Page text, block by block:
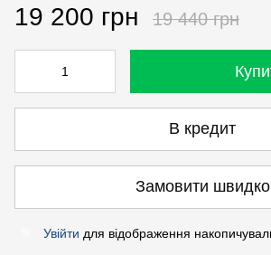
19 200 грн 19 440 грн
В кредит
Замовити швидко
Увійти для відображення